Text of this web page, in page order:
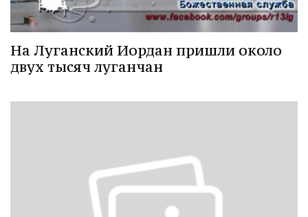
На Луганский Иордан пришли около
двух тысяч луганчан